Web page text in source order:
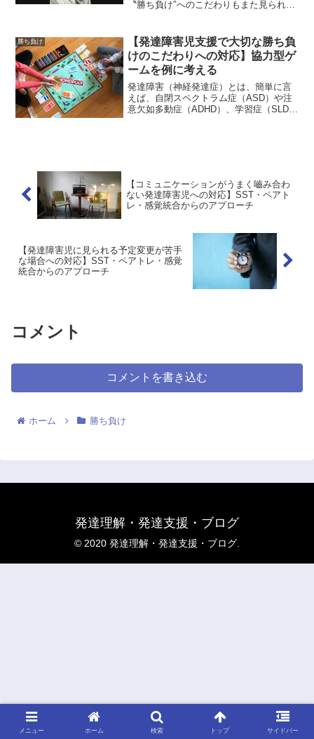
〝勝ち負け″へのこだわりもまた見られる
一番でないとダメ（いわゆる〝一番病″）
などがあります。こう...
勝ち負け
【発達障害児支援で大切な勝ち負
けのこだわりへの対応】協力型ゲ
ームを例に考える
発達障害（神経発達症）とは、簡単に言
えば、自閉スペクトラム症（ASD）や注
意欠如多動症（ADHD）、学習症（SLD）
【コミュニケーションがうまく嚙み合わ
ない発達障害児への対応】SST・ペアト
レ・感覚統合からのアプローチ
【発達障害児に見られる予定変更が苦手
な場合への対応】SST・ペアトレ・感覚
統合からのアプローチ
コメント
コメントを書き込む
ホーム 勝ち負け
発達理解・発達支援・ブログ
© 2020 発達理解・発達支援・ブログ.
メニュー ホーム 検索 トップ サイドバー